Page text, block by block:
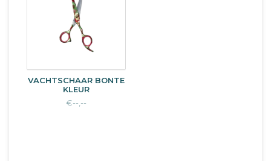
VACHTSCHAAR BONTE
KLEUR
€--,--